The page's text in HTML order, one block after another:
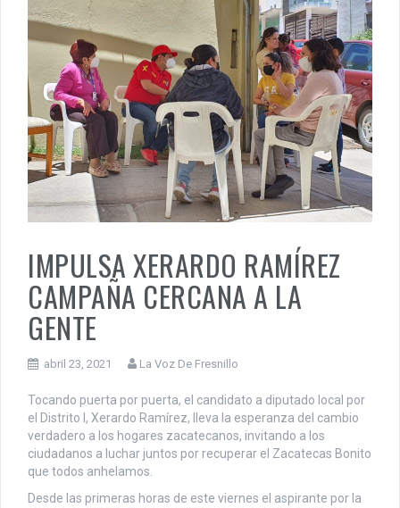
IMPULSA XERARDO RAMÍREZ
CAMPAÑA CERCANA A LA
GENTE
abril 23, 2021 La Voz De Fresnillo
Tocando puerta por puerta, el candidato a diputado local por
el Distrito I, Xerardo Ramírez, lleva la esperanza del cambio
verdadero a los hogares zacatecanos, invitando a los
ciudadanos a luchar juntos por recuperar el Zacatecas Bonito
que todos anhelamos.
Desde las primeras horas de este viernes el aspirante por la